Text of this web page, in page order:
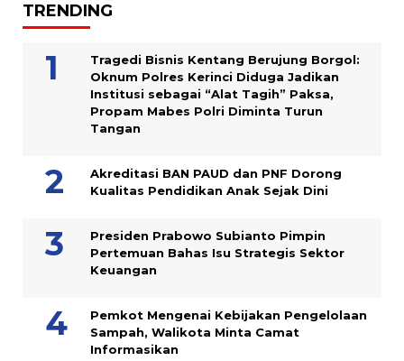
TRENDING
Tragedi Bisnis Kentang Berujung Borgol:
Oknum Polres Kerinci Diduga Jadikan
Institusi sebagai “Alat Tagih” Paksa,
Propam Mabes Polri Diminta Turun
Tangan
Akreditasi BAN PAUD dan PNF Dorong
Kualitas Pendidikan Anak Sejak Dini
Presiden Prabowo Subianto Pimpin
Pertemuan Bahas Isu Strategis Sektor
Keuangan
Pemkot Mengenai Kebijakan Pengelolaan
Sampah, Walikota Minta Camat
Informasikan